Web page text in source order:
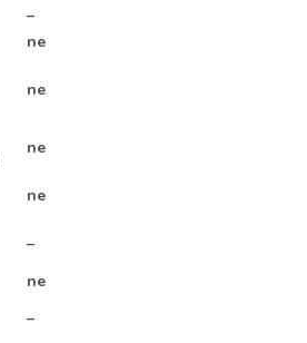
–
ne
ne
ne
ne
–
ne
–